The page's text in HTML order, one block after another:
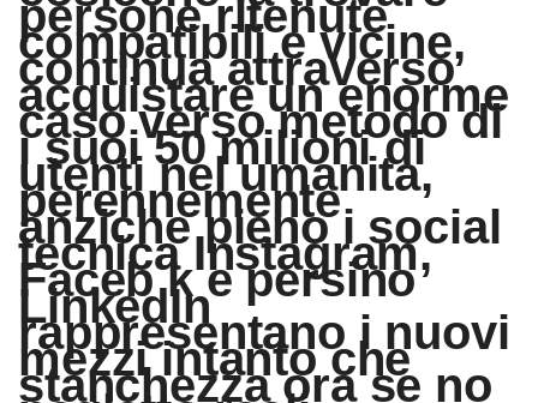
persone ritenute
compatibili e vicine,
continua attraverso
acquistare un enorme
caso verso metodo di
i suoi 50 milioni di
utenti nel umanita,
perennemente
anziche pieno i social
tecnica Instagram,
Faceb k e persino
LinkedIn
rappresentano i nuovi
mezzi intanto che
stanchezza ora se no